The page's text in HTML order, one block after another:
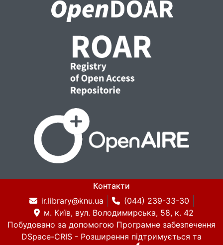
Контакти
ir.library@knu.ua
(044) 239-33-30
м. Київ, вул. Володимирська, 58, к. 42
Побудовано за допомогою Програмне забезпечення
DSpace-CRIS - Розширення підтримується та